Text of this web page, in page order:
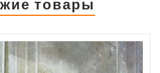
товары